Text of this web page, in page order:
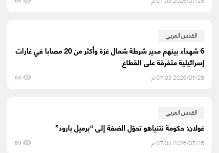
القدس العربي
6 شهداء بينهم مدير شرطة شمال غزة وأكثر من 20 مصابا في غارات
إسرائيلية متفرقة على القطاع
2026/07/25 07:03 م 64
القدس العربي
غولان: حكومة نتنياهو تحوّل الضفة إلى “برميل بارود”
2026/07/25 07:03 م 69